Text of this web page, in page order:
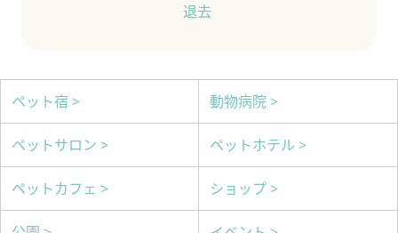
退去
ペット宿 > 動物病院 >
ペットサロン > ペットホテル >
ペットカフェ > ショップ >